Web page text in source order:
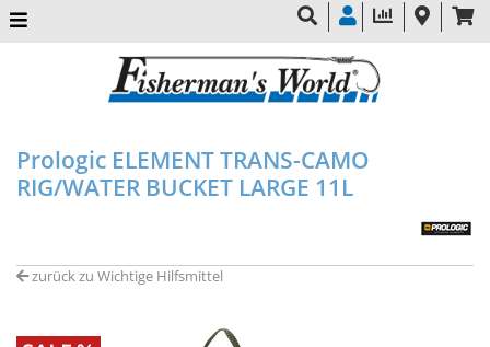
Prologic ELEMENT TRANS-CAMO
RIG/WATER BUCKET LARGE 11L
zurück zu Wichtige Hilfsmittel